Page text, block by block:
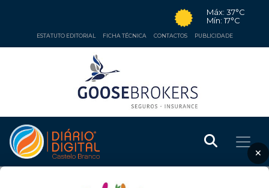
Máx: 37°C
Mín: 17°C
ESTATUTO EDITORIAL FICHA TÉCNICA CONTACTOS PUBLICIDADE
×